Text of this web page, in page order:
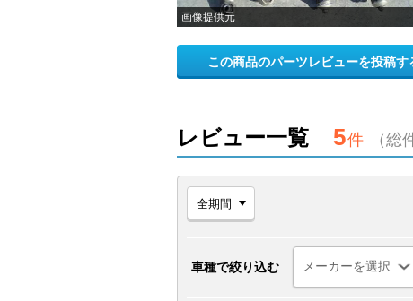
画像提供元
この商品のパーツレビューを投稿す
レビュー一覧 5件 （総
車種で絞り込む